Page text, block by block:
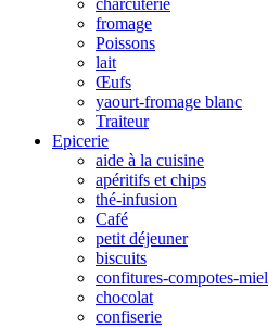
charcuterie
fromage
Poissons
lait
Œufs
yaourt-fromage blanc
Traiteur
Epicerie
aide à la cuisine
apéritifs et chips
thé-infusion
Café
petit déjeuner
biscuits
confitures-compotes-miel
chocolat
confiserie